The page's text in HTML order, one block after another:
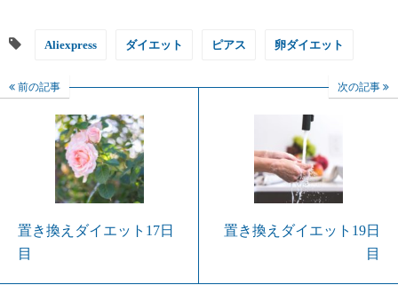
Aliexpress ダイエット ピアス 卵ダイエット
前の記事
置き換えダイエット17日
目
次の記事
置き換えダイエット19日
目